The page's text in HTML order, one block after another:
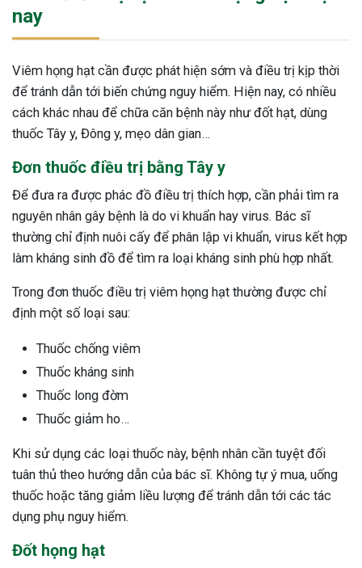
nay
Viêm họng hạt cần được phát hiện sớm và điều trị kịp thời
để tránh dẫn tới biến chứng nguy hiểm. Hiện nay, có nhiều
cách khác nhau để chữa căn bệnh này như đốt hạt, dùng
thuốc Tây y, Đông y, mẹo dân gian…
Đơn thuốc điều trị bằng Tây y
Để đưa ra được phác đồ điều trị thích hợp, cần phải tìm ra
nguyên nhân gây bệnh là do vi khuẩn hay virus. Bác sĩ
thường chỉ định nuôi cấy để phân lập vi khuẩn, virus kết hợp
làm kháng sinh đồ để tìm ra loại kháng sinh phù hợp nhất.
Trong đơn thuốc điều trị viêm họng hạt thường được chỉ
định một số loại sau:
Thuốc chống viêm
Thuốc kháng sinh
Thuốc long đờm
Thuốc giảm ho…
Khi sử dụng các loại thuốc này, bệnh nhân cần tuyệt đối
tuân thủ theo hướng dẫn của bác sĩ. Không tự ý mua, uống
thuốc hoặc tăng giảm liều lượng để tránh dẫn tới các tác
dụng phụ nguy hiểm.
Đốt họng hạt